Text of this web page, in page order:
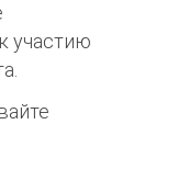
участию